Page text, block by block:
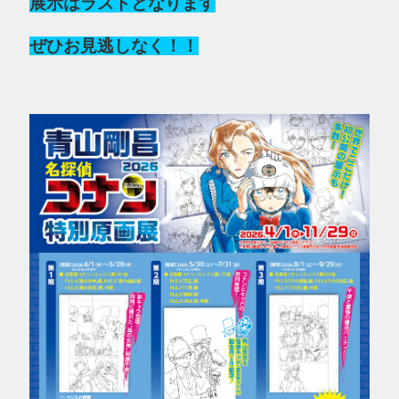
ぜひお見逃しなく！！